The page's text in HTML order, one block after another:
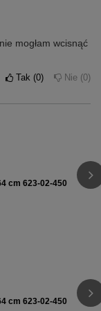
mogłam wcisnąć
Tak 0 Nie 0
Nie 0